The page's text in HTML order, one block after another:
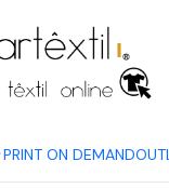
PRINT ON DEMAND
CAMISOLAS E
E